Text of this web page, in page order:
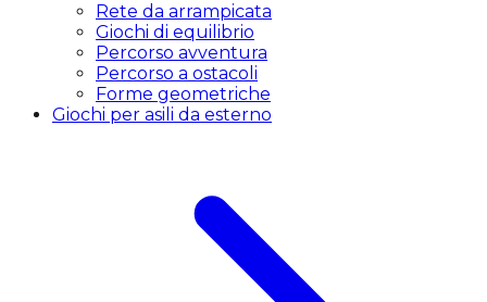
Rete da arrampicata
Giochi di equilibrio
Percorso avventura
Percorso a ostacoli
Forme geometriche
Giochi per asili da esterno